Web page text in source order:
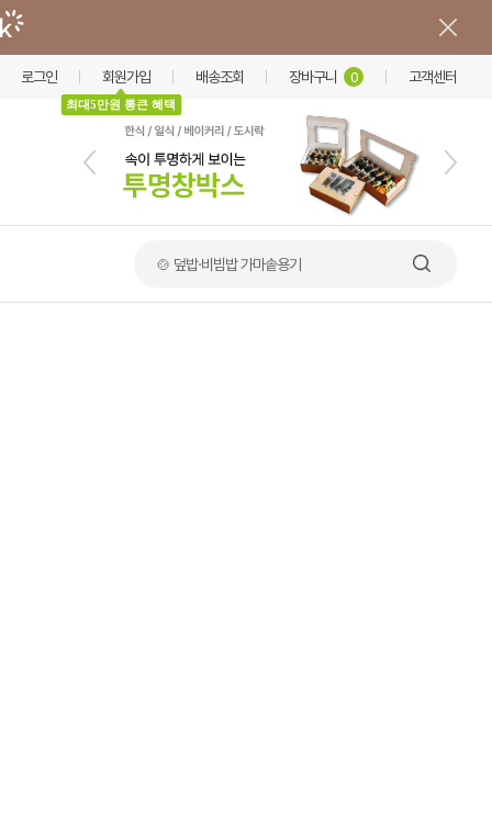
로그인 회원가입
최대5만원 통큰 혜택
배송조회 장바구니 0 고객센터
🍲 덮밥·비빔밥 가마솥용기